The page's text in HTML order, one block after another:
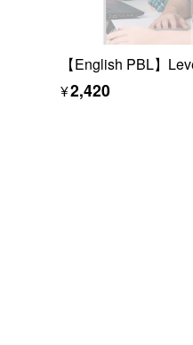
【English PBL】
¥2,420